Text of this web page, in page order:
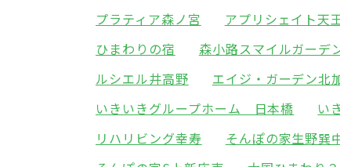
プラティア森ノ宮
アプリシェイト天
ひまわりの宿
森小路スマイルガーデ
ルシエル井高野
エイジ・ガーデン北
いきいきグループホーム 日本橋
い
リハリビング幸寿
そんぽの家生野巽